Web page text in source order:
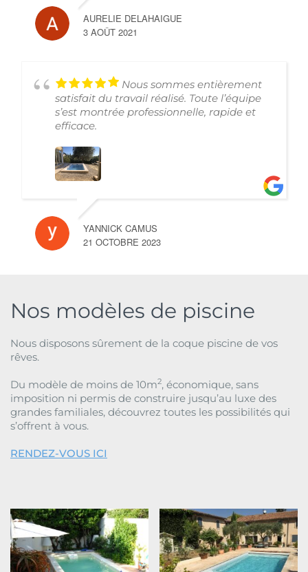
AURELIE DELAHAIGUE
3 AOÛT 2021
Nous sommes entièrement
satisfait du travail réalisé. Toute l’équipe
s’est montrée professionnelle, rapide et
efficace.
YANNICK CAMUS
21 OCTOBRE 2023
Nos modèles de piscine
Nous disposons sûrement de la coque piscine de vos
rêves.
Du modèle de moins de 10m2, économique, sans
imposition ni permis de construire jusqu’au luxe des
grandes familiales, découvrez toutes les possibilités qui
s’offrent à vous.
RENDEZ-VOUS ICI